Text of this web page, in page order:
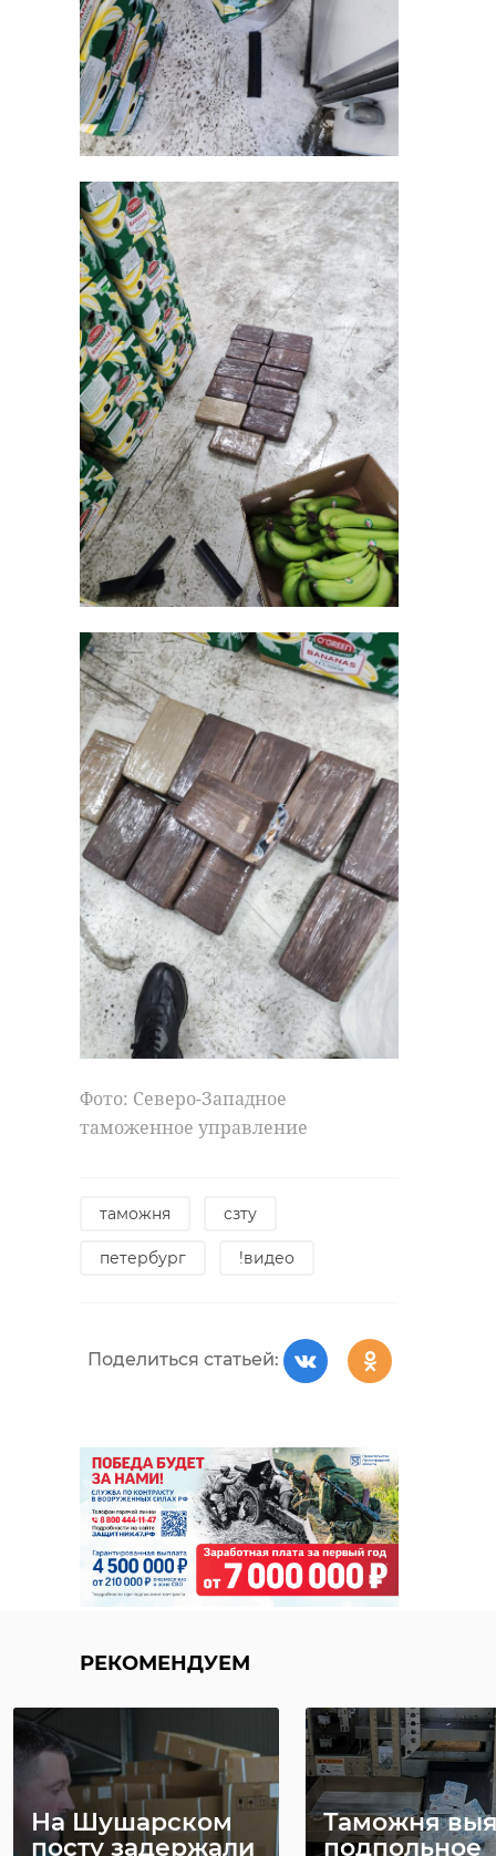
Фото: Северо-Западное
таможенное управление
таможня сзту
петербург !видео
Поделиться статьей:
РЕКОМЕНДУЕМ
На Шушарском
посту задержали
Таможня
подпольное